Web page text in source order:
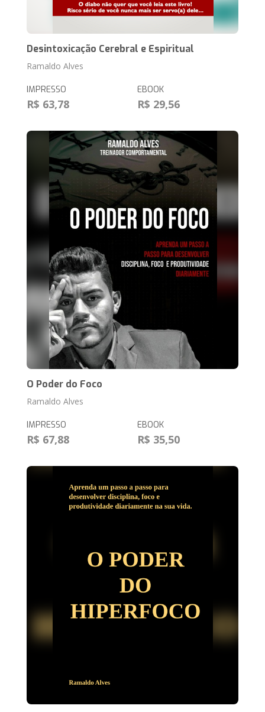
Desintoxicação Cerebral e Espiritual
Ramaldo Alves
IMPRESSO
R$ 63,78
EBOOK
R$ 29,56
O Poder do Foco
Ramaldo Alves
IMPRESSO
R$ 67,88
EBOOK
R$ 35,50